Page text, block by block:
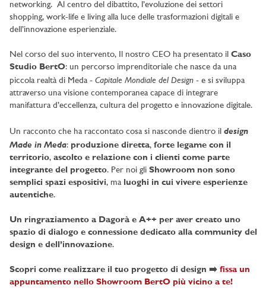
networking. Al centro del dibattito, l’evoluzione dei settori
shopping, work-life e living alla luce delle trasformazioni digitali e
dell’innovazione esperienziale.
Nel corso del suo intervento, Il nostro CEO ha presentato il Caso
Studio BertO: un percorso imprenditoriale che nasce da una
piccola realtà di Meda - Capitale Mondiale del Design - e si sviluppa
attraverso una visione contemporanea capace di integrare
manifattura d’eccellenza, cultura del progetto e innovazione digitale.
Un racconto che ha raccontato cosa si nasconde dientro il design
Made in Meda: produzione diretta, forte legame con il
territorio, ascolto e relazione con i clienti come parte
integrante del progetto. Per noi gli Showroom non sono
semplici spazi espositivi, ma luoghi in cui vivere esperienze
autentiche.
Un ringraziamento a Dagorà e A++ per aver creato uno
spazio di dialogo e connessione dedicato alla community del
design e dell’innovazione.
Scopri come realizzare il tuo progetto di design ➡️ fissa un
appuntamento nello Showroom BertO più vicino a te!